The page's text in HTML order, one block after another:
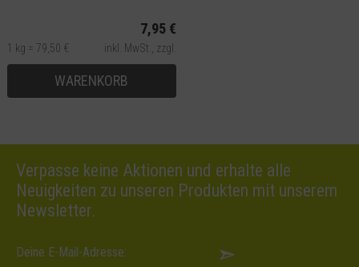
7,95 €
1 kg = 79,50 € inkl. MwSt., zzgl.
Versand
WARENKORB
Verpasse keine Aktionen und erhalte alle
Neuigkeiten zu unseren Produkten mit unserem
Newsletter.